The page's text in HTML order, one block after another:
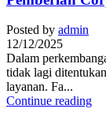
Posted by admin
12/12/2025
Dalam
tidak lagi
layanan. Fa...
Continue reading